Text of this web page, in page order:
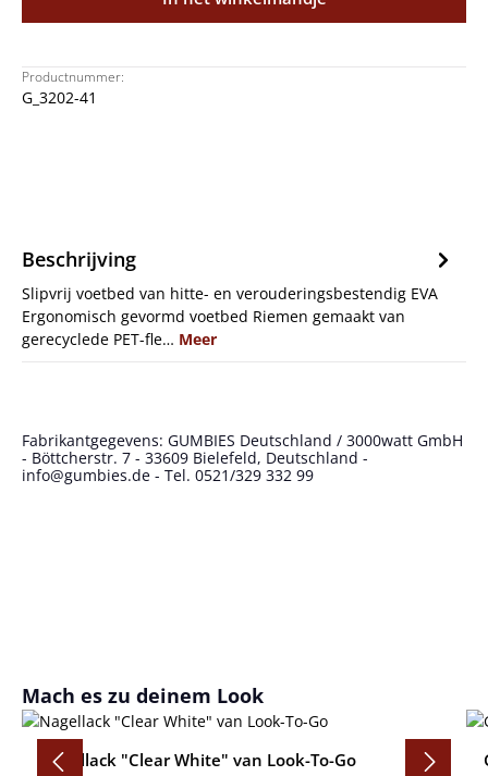
Productnummer:
G_3202-41
Beschrijving
Slipvrij voetbed van hitte- en verouderingsbestendig EVA
Ergonomisch gevormd voetbed Riemen gemaakt van
gerecyclede PET-fle… Meer
Fabrikantgegevens: GUMBIES Deutschland / 3000watt GmbH
- Böttcherstr. 7 - 33609 Bielefeld, Deutschland -
info@gumbies.de - Tel. 0521/329 332 99
Productgalerij overslaan
Mach es zu deinem Look
Nagellack "Clear White" van Look-To-Go